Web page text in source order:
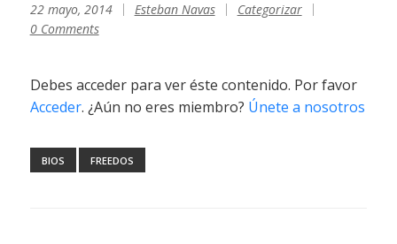
22 mayo, 2014 Esteban Navas
Categorizar
0 Comments
Debes acceder para ver éste contenido. Por favor
Acceder. ¿Aún no eres miembro? Únete a nosotros
BIOS FREEDOS